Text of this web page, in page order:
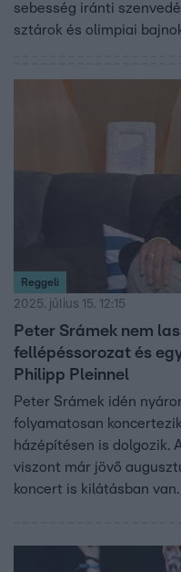
sebesség iránti
sztárok és olimpiai
Reggeli
2025. július 15. 12:15
Peter Srámek nem
fellépéssorozat és
Philipp Pleinnel
Peter Srámek idén
folyamatosan
házépítésen is dolgozik.
viszont már jövő
koncert is kilátásban
divattervezőt, akinek